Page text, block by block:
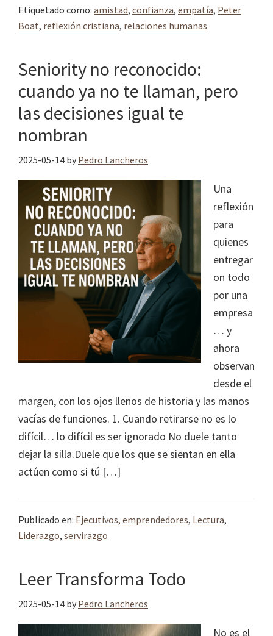
Etiquetado como: amistad, confianza, empatía, Peter
Boat, reflexión cristiana, relaciones humanas
Seniority no reconocido:
cuando ya no te llaman, pero
las decisiones igual te
nombran
2025-05-14 by Pedro Lancheros
Una
reflexión
para
quienes
entregar
on todo
por una
empresa
… y
ahora
observan
desde el
margen, con los ojos llenos de historia y las manos
vacías de funciones. 1. Cuando retirarse no es lo
difícil… lo difícil es ser ignorado No duele tanto
dejar la silla.Duele que los que se sientan en ella
actúen como si tú […]
Publicado en: Ejecutivos, emprendedores, Lectura,
Liderazgo, servirazgo
Leer Transforma Todo
2025-05-14 by Pedro Lancheros
No es el